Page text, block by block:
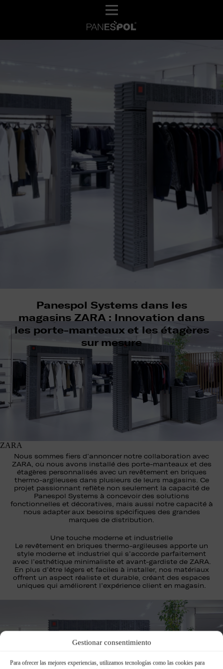
Gestionar consentimiento
Para ofrecer las mejores experiencias, utilizamos tecnologías como las cookies para
Panespol Systems dans les
magasins ZARA : Innovation dans
les porte-manteaux et les étagères
sur mesure
ZARA
Nous sommes fiers d’annoncer notre collaboration avec
ZARA, où nous avons installé des porte-manteaux et des
étagères personnalisés avec un revêtement en briques
thermo-argileuses dans plusieurs de leurs magasins. Ce
projet passionnant reflète non seulement la capacité de
Panespol Systems à concevoir des solutions
fonctionnelles et décoratives, mais aussi notre capacité à
nous adapter aux besoins spécifiques des grandes
marques de distribution.
Une touche moderne et industrielle
Le revêtement en briques thermo-argileuses apporte un
style moderne et industriel qui s’accorde parfaitement
avec l’esthétique minimaliste et avant-gardiste de ZARA.
En plus d’être légers et faciles à installer, nos matériaux
offrent un aspect réaliste et durable, créant des espaces
uniques qui améliorent l’expérience client en magasin.